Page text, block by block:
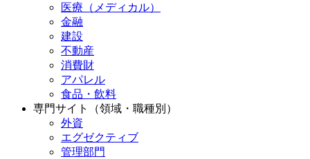
医療（メディカル）
金融
建設
不動産
消費財
アパレル
食品・飲料
専門サイト（領域・職種別）
外資
エグゼクティブ
管理部門